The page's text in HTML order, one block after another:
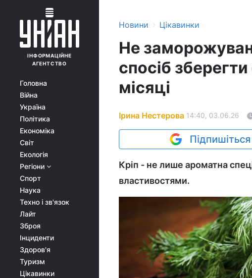
ІНФОРМАЦІЙНЕ
АГЕНТСТВО
Головна
Війна
Україна
Політика
Економіка
Світ
Екологія
Регіони
Спорт
Наука
Техно і зв'язок
Лайт
Зброя
Інциденти
Здоров'я
Туризм
Цікавинки
Новини › Цікавинки
Не
спосіб
місяці
Ірина Нестерова 14:40, 03.06.26
Кріп - не лише ароматна
властивостями.